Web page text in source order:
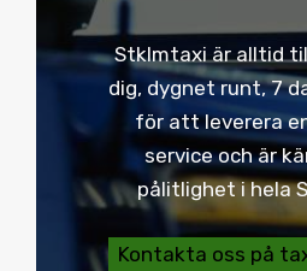
Stklmtaxi är alltid
dig, dygnet runt, 7
för att leverera
service och är
pålitlighet i hela
Kontakta oss på